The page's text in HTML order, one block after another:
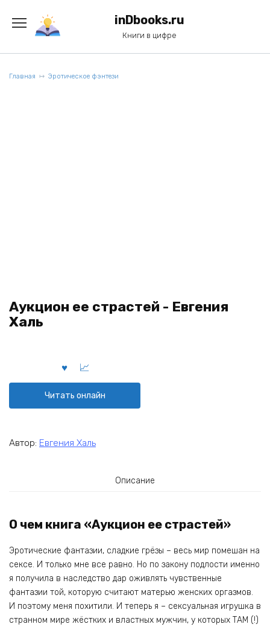
содержанию
inDbooks.ru
Книги в цифре
Главная Эротическое фэнтези
Аукцион ее страстей - Евгения
Халь
Читать онлайн
Автор: Евгения Халь
Описание
О чем книга «Аукцион ее страстей»
Эротические фантазии, сладкие грёзы – весь мир помешан на
сексе. И только мне все равно. Но по закону подлости именно
я получила в наследство дар оживлять чувственные
фантазии той, которую считают матерью женских оргазмов.
И поэтому меня похитили. И теперь я – сексуальная игрушка в
странном мире жёстких и властных мужчин, у которых ТАМ (!)